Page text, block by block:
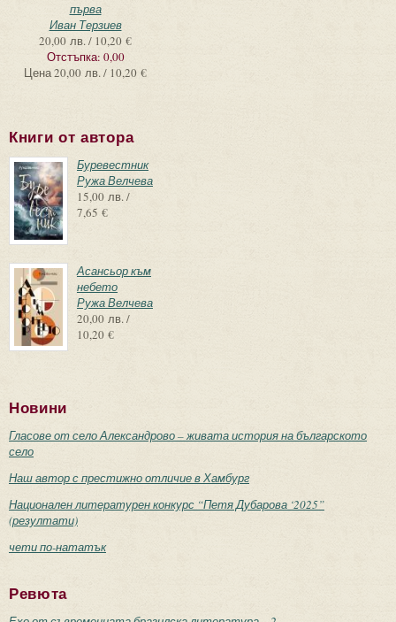
първа
Иван Терзиев
20,00 лв. / 10,20 €
Отстъпка: 0,00
Цена20,00 лв. / 10,20 €
Книги от автора
Буревестник
Ружа Велчева
15,00 лв. /
7,65 €
Асансьор към
небето
Ружа Велчева
20,00 лв. /
10,20 €
Новини
Гласове от село Александрово – живата история на българското
село
Наш автор с престижно отличие в Хамбург
Национален литературен конкурс “Петя Дубарова ‘2025”
(резултати)
чети по-нататък
Ревюта